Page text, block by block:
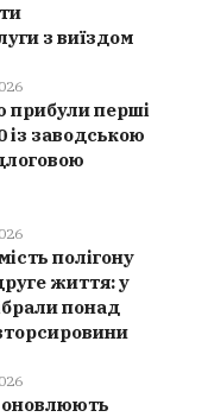
з виїздом
прибули перші
із заводською
полігону
життя: у
понад
оновлюють